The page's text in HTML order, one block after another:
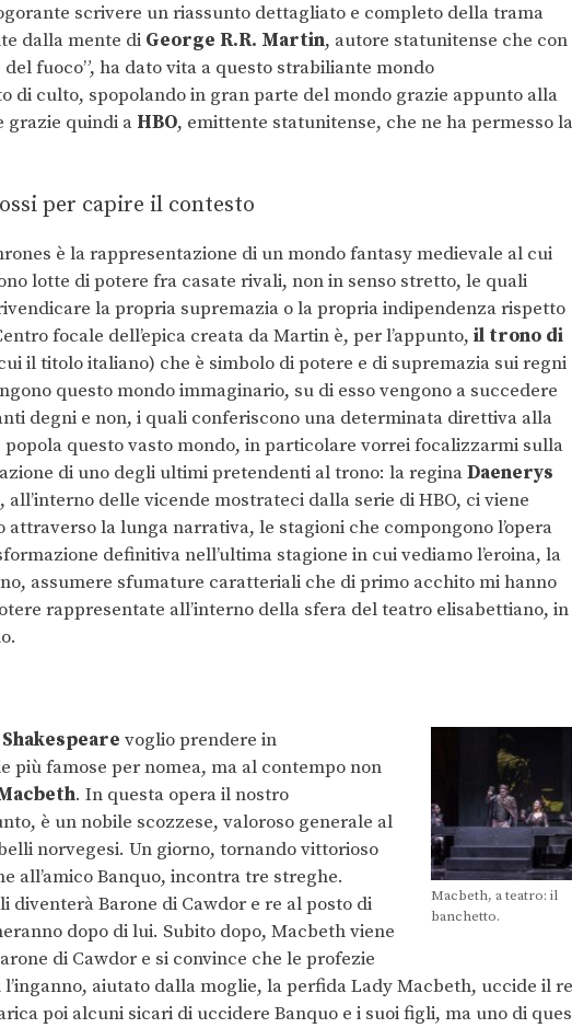
scrivere un riassunto dettagliato e completo della trama
dalla mente di George R.R. Martin, autore statunitense che
fuoco”, ha dato vita a questo strabiliante mondo
di culto, spopolando in gran parte del mondo grazie appunto alla
grazie quindi a HBO, emittente statunitense, che ne ha permesso la
per capire il contesto
è la rappresentazione di un mondo fantasy medievale al cui
lotte di potere fra casate rivali, non in senso stretto, le quali
la propria supremazia o la propria indipendenza rispetto
focale dell’epica creata da Martin è, per l’appunto, il trono di
il titolo italiano) che è simbolo di potere e di supremazia sui regni
questo mondo immaginario, su di esso vengono a succedere
degni e non, i quali conferiscono una determinata direttiva alla
popola questo vasto mondo, in particolare vorrei focalizzarmi sulla
di uno degli ultimi pretendenti al trono: la reginaDaenerys
all’interno delle vicende mostrateci dalla serie di HBO, ci viene
la lunga narrativa, le stagioni che compongono l’opera
definitiva nell’ultima stagione in cui vediamo l’eroina, la
assumere sfumature caratteriali che di primo acchito mi hanno
rappresentate all’interno della sfera del teatro elisabettiano, in
Macbeth, a teatro: il
banchetto.
Shakespeare voglio prendere in
più famose per nomea, ma al contempo non
. In questa opera il nostro
è un nobile scozzese, valoroso generale al
norvegesi. Un giorno, tornando vittorioso
all’amico Banquo, incontra tre streghe.
Barone di Cawdor e re al posto di
dopo di lui. Subito dopo, Macbeth viene
di Cawdor e si convince che le profezie
aiutato dalla moglie, la perfida Lady Macbeth, uccide il re
poi alcuni sicari di uccidere Banquo e i suoi figli, ma uno di